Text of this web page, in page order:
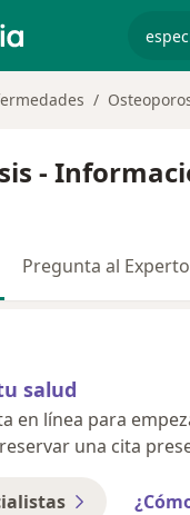
-
Pregunta al Experto
salud
en línea para
una cita